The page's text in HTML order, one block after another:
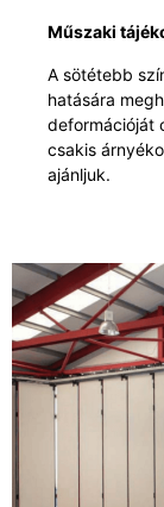
Műszaki
A sötétebb
hatására
deformációját
csakis
ajánljuk.